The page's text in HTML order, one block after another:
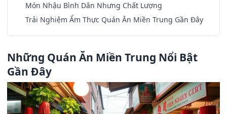
Món Nhậu Bình Dân Nhưng Chất Lượng
Trải Nghiệm Ẩm Thực Quán Ăn Miền Trung Gần Đây
Những Quán Ăn Miền Trung Nổi Bật
Gần Đây